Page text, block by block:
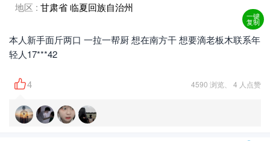
一键
复制
地区 : 甘肃省 临夏回族自治州
本人新手面斤两口 一拉一帮厨 想在南方干 想要滴老板木联系年
轻人17***42
4 4590 浏览、 4 人点赞